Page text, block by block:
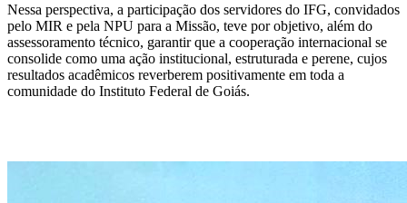
Nessa perspectiva, a participação dos servidores do IFG, convidados
pelo MIR e pela NPU para a Missão, teve por objetivo, além do
assessoramento técnico, garantir que a cooperação internacional se
consolide como uma ação institucional, estruturada e perene, cujos
resultados acadêmicos reverberem positivamente em toda a
comunidade do Instituto Federal de Goiás.